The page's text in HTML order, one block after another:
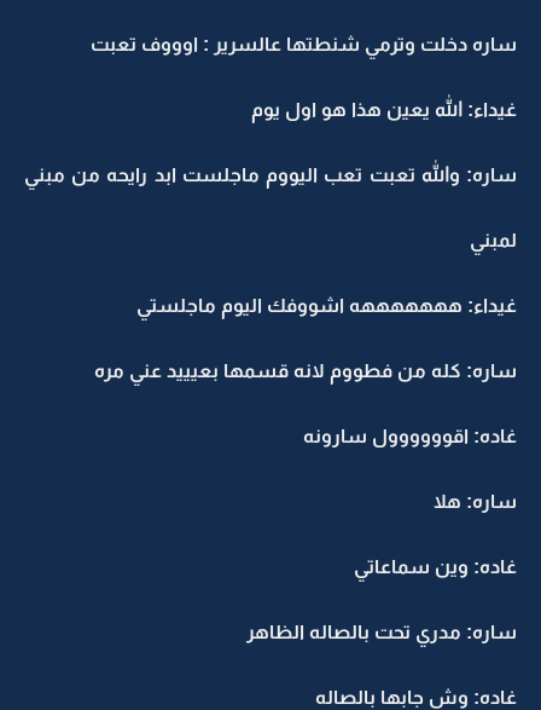
ساره دخلت وترمي شنطتها عالسرير : اوووف تعبت
غيداء: الله يعين هذا هو اول يوم
ساره: والله تعبت تعب اليووم ماجلست ابد رايحه من مبني
لمبني
غيداء: هههههههه اشووفك اليوم ماجلستي
ساره: كله من فطووم لانه قسمها بعيييد عني مره
غاده: اقوووووول سارونه
ساره: هلا
غاده: وين سماعاتي
ساره: مدري تحت بالصاله الظاهر
غاده: وش جابها بالصاله